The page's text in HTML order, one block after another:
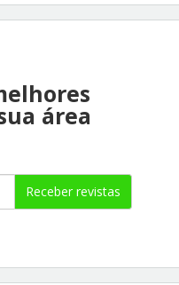
área
Receber revistas